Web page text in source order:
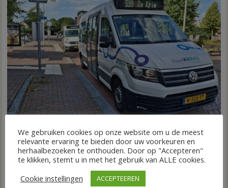
Nieuw ov-systeem verbindt alle kernen Hardenberg
6 augustus 2026 Wim de Jonge Reacties uitgeschakeldvoor
HARDENBERG – Eind volgend jaar moet een extra systeem
van buurtbussen het openbaar vervoer tot in...
We gebruiken cookies op onze website om u de meest
relevante ervaring te bieden door uw voorkeuren en
herhaalbezoeken te onthouden. Door op "Accepteren"
te klikken, stemt u in met het gebruik van ALLE cookies.
Cookie instellingen
ACCEPTEEREN